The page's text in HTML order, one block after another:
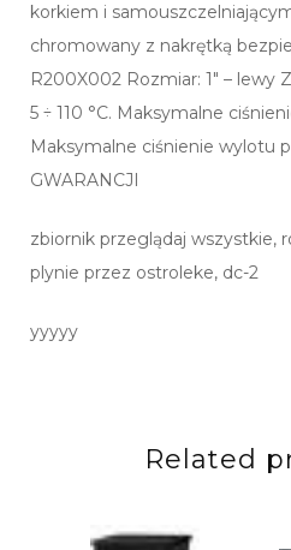
korkiem i
chromowany z nakrętką
R200X002 Rozmiar: 1″ – lewy
5 ÷ 110 °C. Maksymalne
Maksymalne ciśnienie wylotu
GWARANCJI
zbiornik przeglądaj wszystkie,
plynie przez ostroleke, dc-2
yyyyy
Related